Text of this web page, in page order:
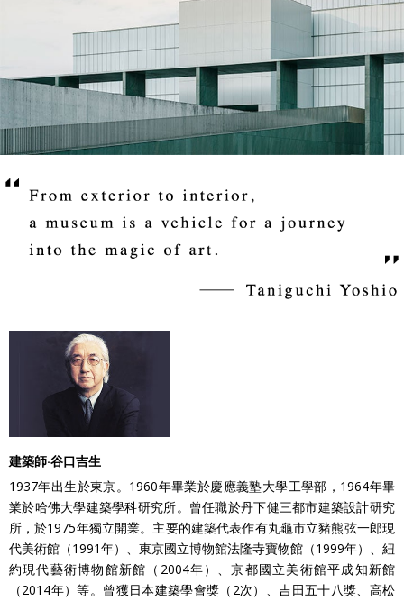
建築師‧谷口吉生
1937年出生於東京。1960年畢業於慶應義塾大學工學部，1964年畢
業於哈佛大學建築學科研究所。曾任職於丹下健三都市建築設計研究
所，於1975年獨立開業。主要的建築代表作有丸龜市立豬熊弦一郎現
代美術館（1991年）、東京國立博物館法隆寺寶物館（1999年）、紐
約現代藝術博物館新館（2004年）、京都國立美術館平成知新館
（2014年）等。曾獲日本建築學會獎（2次）、吉田五十八獎、高松